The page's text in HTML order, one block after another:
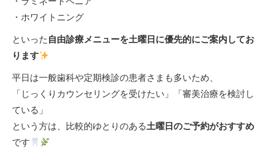
・ホワイトニング
といった 自由診療メニューを土曜日に優先的にご案内してお
ります
平日は一般歯科や定期検診の患者さまも多いため、
「じっくりカウンセリングを受けたい」「審美治療を検討し
ている」
という方は、比較的ゆとりのある土曜日のご予約がおすすめ
です